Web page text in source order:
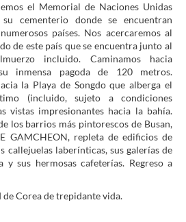
el Memorial de Naciones Unidas
cementerio donde se encuentran
países. Nos acercaremos al
de este país que se encuentra junto al
incluido. Caminamos hacia
inmensa pagoda de 120 metros.
la Playa de Songdo que alberga el
(incluido, sujeto a condiciones
vistas impresionantes hacia la bahía.
los barrios más pintorescos de Busan,
GAMCHEON, repleta de edificios de
callejuelas laberínticas, sus galerías de
sus hermosas cafeterías. Regreso a
de Corea de trepidante vida.